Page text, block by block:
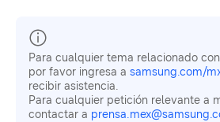
Para cualquier tema relacionado
por favor ingresa a samsung.com/
recibir asistencia.
Para cualquier petición relevante a
contactar a